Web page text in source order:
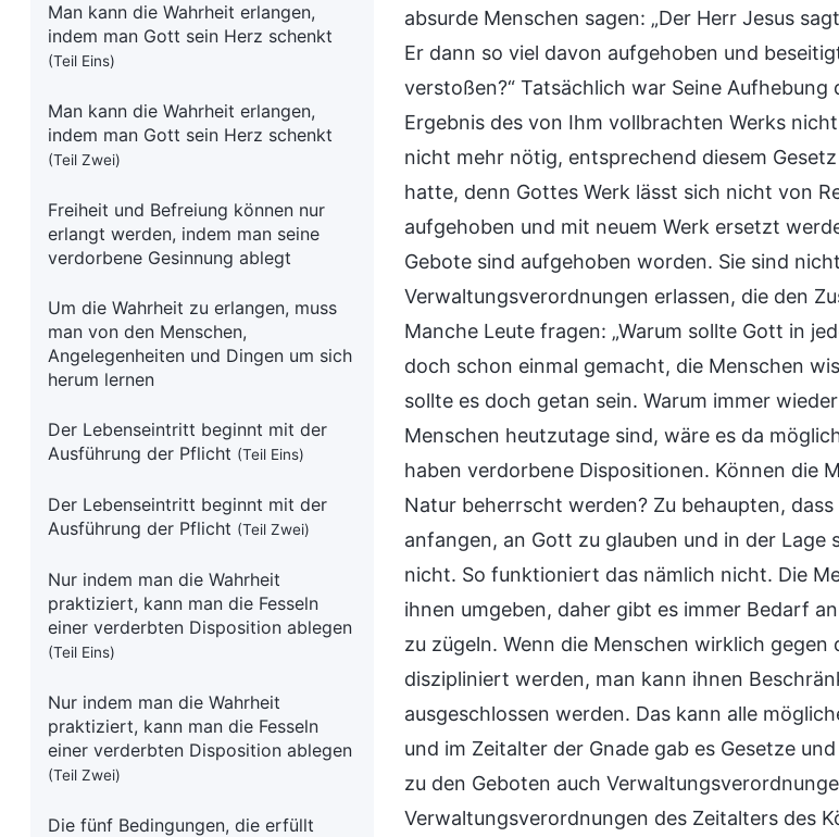
Man kann die Wahrheit erlangen,
indem man Gott sein Herz schenkt
(Teil Eins)
Man kann die Wahrheit erlangen,
indem man Gott sein Herz schenkt
(Teil Zwei)
Freiheit und Befreiung können nur
erlangt werden, indem man seine
verdorbene Gesinnung ablegt
Um die Wahrheit zu erlangen, muss
man von den Menschen,
Angelegenheiten und Dingen um sich
herum lernen
Der Lebenseintritt beginnt mit der
Ausführung der Pflicht (Teil Eins)
Der Lebenseintritt beginnt mit der
Ausführung der Pflicht (Teil Zwei)
Nur indem man die Wahrheit
praktiziert, kann man die Fesseln
einer verderbten Disposition ablegen
(Teil Eins)
Nur indem man die Wahrheit
praktiziert, kann man die Fesseln
einer verderbten Disposition ablegen
(Teil Zwei)
Die fünf Bedingungen, die erfüllt
absurde Menschen sagen: „Der Herr Jesus
Er dann so viel davon aufgehoben und
verstoßen?“ Tatsächlich war Seine
Ergebnis des von Ihm vollbrachten Werks
nicht mehr nötig, entsprechend diesem
hatte, denn Gottes Werk lässt sich nicht von
aufgehoben und mit neuem Werk ersetzt
Gebote sind aufgehoben worden. Sie sind
Verwaltungsverordnungen erlassen, die den
Manche Leute fragen: „Warum sollte Gott in
doch schon einmal gemacht, die Menschen
sollte es doch getan sein. Warum immer
Menschen heutzutage sind, wäre es da
haben verdorbene Dispositionen. Können die
Natur beherrscht werden? Zu behaupten,
anfangen, an Gott zu glauben und in der
nicht. So funktioniert das nämlich nicht. Die
ihnen umgeben, daher gibt es immer Bedarf
zu zügeln. Wenn die Menschen wirklich
diszipliniert werden, man kann ihnen
ausgeschlossen werden. Das kann alle
und im Zeitalter der Gnade gab es Gesetze
zu den Geboten auch
Verwaltungsverordnungen des Zeitalters des